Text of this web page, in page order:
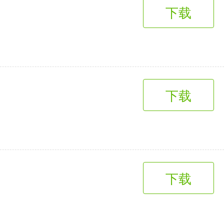
下载
下载
下载